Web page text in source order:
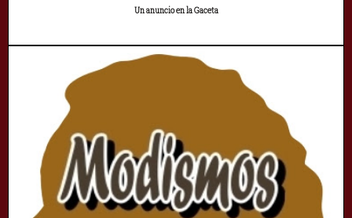
Un anuncio en la Gaceta